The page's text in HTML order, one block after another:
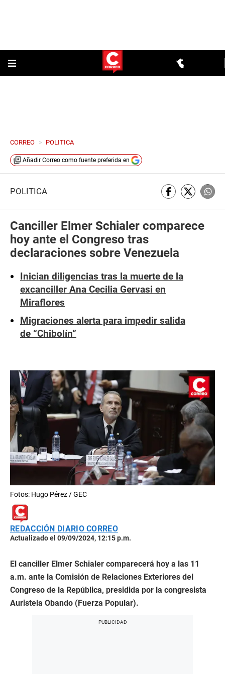
CORREO > POLITICA
Añadir Correo como fuente preferida en
POLÍTICA
Canciller Elmer Schialer comparece
hoy ante el Congreso tras
declaraciones sobre Venezuela
Inician diligencias tras la muerte de la
excanciller Ana Cecilia Gervasi en
Miraflores
Migraciones alerta para impedir salida
de “Chibolín”
Fotos: Hugo Pérez / GEC
REDACCIÓN DIARIO CORREO
Actualizado el 09/09/2024, 12:15 p.m.
El canciller Elmer Schialer comparecerá hoy a las 11
a.m. ante la Comisión de Relaciones Exteriores del
Congreso de la República, presidida por la congresista
Auristela Obando (Fuerza Popular).